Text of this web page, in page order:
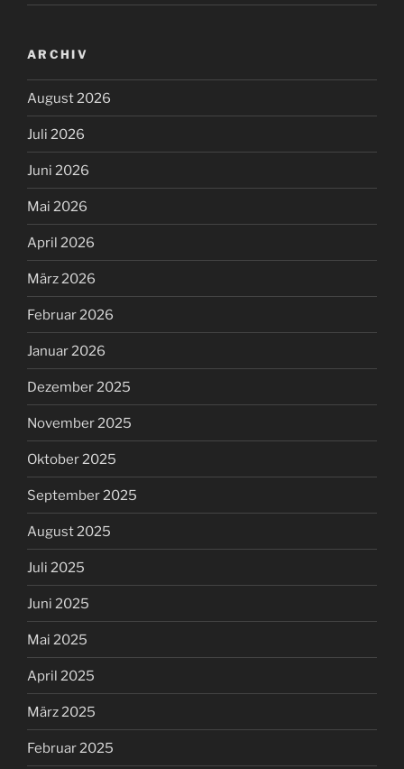
ARCHIV
August 2026
Juli 2026
Juni 2026
Mai 2026
April 2026
März 2026
Februar 2026
Januar 2026
Dezember 2025
November 2025
Oktober 2025
September 2025
August 2025
Juli 2025
Juni 2025
Mai 2025
April 2025
März 2025
Februar 2025